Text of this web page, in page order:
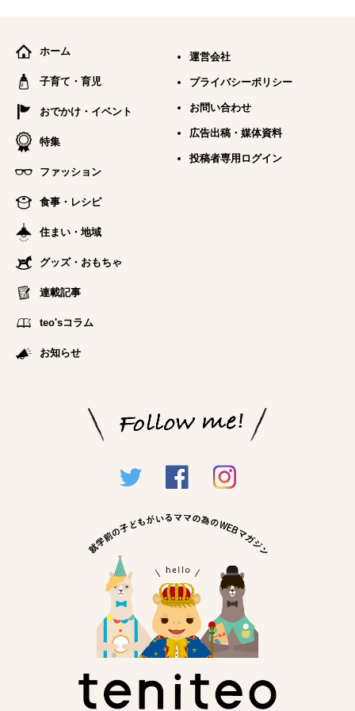
ホーム
子育て・育児
おでかけ・イベント
特集
ファッション
食事・レシピ
住まい・地域
グッズ・おもちゃ
連載記事
teo'sコラム
お知らせ
運営会社
プライバシーポリシー
お問い合わせ
広告出稿・媒体資料
投稿者専用ログイン